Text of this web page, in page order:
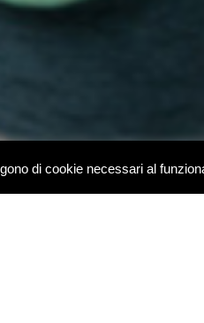
di cookie necessari al